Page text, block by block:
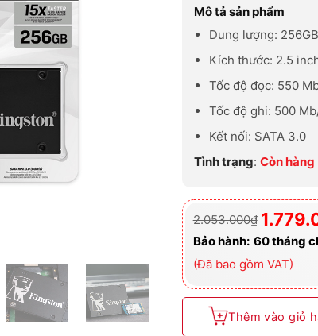
Mô tả sản phẩm
Dung lượng: 256GB
Kích thước: 2.5
Tốc độ đọc: 550
Tốc độ ghi: 500
Kết nối: SATA 3.0
Tình trạng: Còn hàng
2.053.000₫
Giá
gốc
là:
2.053.000₫.
Giá
hiện
tại
là:
1.779.000₫.
Bảo hành: 60 tháng
(Đã bao gồm VAT)
Thêm vào giỏ